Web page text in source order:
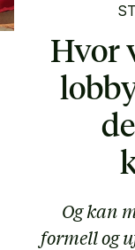
Hvor
Og kan
formell og